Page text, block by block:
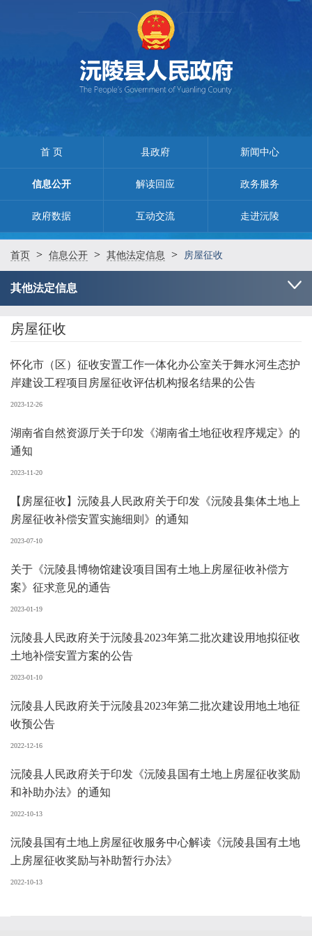
首 页 县政府 新闻中心
信息公开 解读回应 政务服务
政府数据 互动交流 走进沅陵
首页 > 信息公开 > 其他法定信息 > 房屋征收
其他法定信息
房屋征收
怀化市（区）征收安置工作一体化办公室关于舞水河生态护
岸建设工程项目房屋征收评估机构报名结果的公告
2023-12-26
湖南省自然资源厅关于印发《湖南省土地征收程序规定》的
通知
2023-11-20
【房屋征收】沅陵县人民政府关于印发《沅陵县集体土地上
房屋征收补偿安置实施细则》的通知
2023-07-10
关于《沅陵县博物馆建设项目国有土地上房屋征收补偿方
案》征求意见的通告
2023-01-19
沅陵县人民政府关于沅陵县2023年第二批次建设用地拟征收
土地补偿安置方案的公告
2023-01-10
沅陵县人民政府关于沅陵县2023年第二批次建设用地土地征
收预公告
2022-12-16
沅陵县人民政府关于印发《沅陵县国有土地上房屋征收奖励
和补助办法》的通知
2022-10-13
沅陵县国有土地上房屋征收服务中心解读《沅陵县国有土地
上房屋征收奖励与补助暂行办法》
2022-10-13